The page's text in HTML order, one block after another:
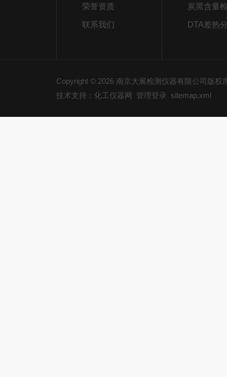
荣誉资质
联系我们
炭黑含量
DTA差热
Copyright © 2026 南京大展检测仪器有限公司版权
技术支持：化工仪器网
管理登录 sitemap.xml